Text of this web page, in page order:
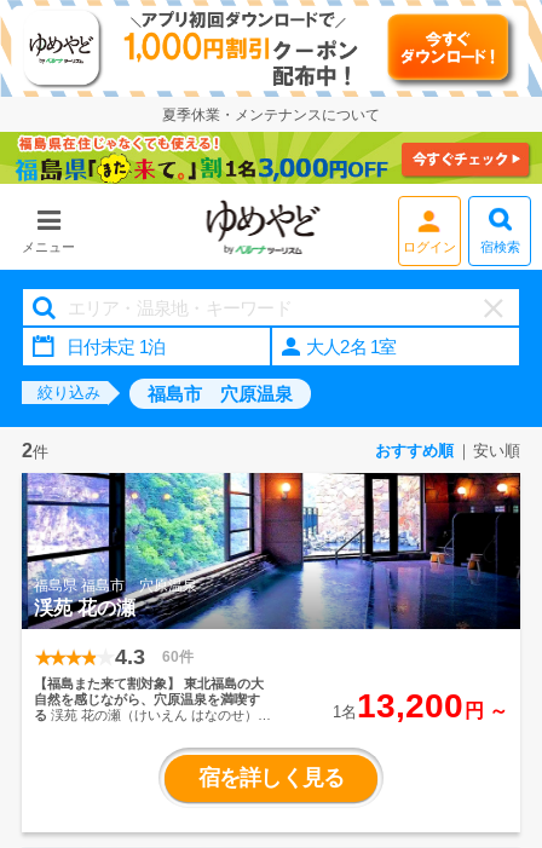
夏季休業・メンテナンスについて
メニュー ログイン 宿検索
大人2名 1室
絞り込み 福島市 穴原温泉
2件 おすすめ順 安い順
福島県 福島市 穴原温泉
渓苑 花の瀬
4.3 60件
【福島また来て割対象】
東北福島の大
自然を感じながら、穴原温泉を満喫す
る 渓苑 花の瀬（けいえん はなのせ）
光・旅行・避暑地として最適な場所に
あります。穴原温泉のやわらかい湯質
は、お子様からお年寄りまで安心して
利用頂けます。自慢の露天風呂の他、
1名 13,200 円 ～
宿を詳しく見る